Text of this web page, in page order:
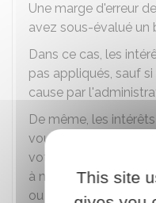
Une marge d'erreur de
avez sous-évalué un
Dans ce cas, les
pas appliqués, sauf
cause par
De même, les
vous avez
votre déclaration
à ne pas déclarer un
ou à lui donner la
This site